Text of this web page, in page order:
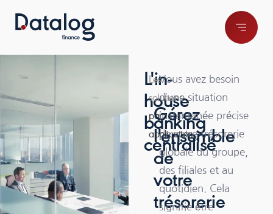
L'in-
house
banking
centralisé
Les
solutions
par
application
Gérez
l'ensemble
de
votre
trésorerie
Vous avez besoin
d’une situation
instantanée précise
de votre trésorerie
globale du groupe,
des filiales et au
quotidien. Cela
signifie être